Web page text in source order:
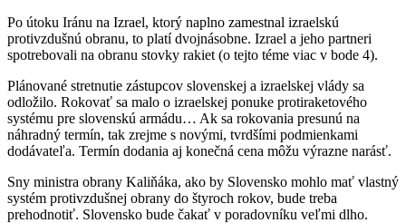
Po útoku Iránu na Izrael, ktorý naplno zamestnal izraelskú
protivzdušnú obranu, to platí dvojnásobne. Izrael a jeho partneri
spotrebovali na obranu stovky rakiet (o tejto téme viac v bode 4).
Plánované stretnutie zástupcov slovenskej a izraelskej vlády sa
odložilo. Rokovať sa malo o izraelskej ponuke protiraketového
systému pre slovenskú armádu… Ak sa rokovania presunú na
náhradný termín, tak zrejme s novými, tvrdšími podmienkami
dodávateľa. Termín dodania aj konečná cena môžu výrazne narásť.
Sny ministra obrany Kaliňáka, ako by Slovensko mohlo mať vlastný
systém protivzdušnej obrany do štyroch rokov, bude treba
prehodnotiť. Slovensko bude čakať v poradovníku veľmi dlho.